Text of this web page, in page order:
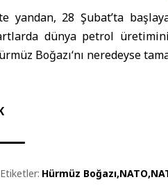
yandan, 28 Şubat’ta
dünya petrol
Boğazı‘nı neredeyse
Etiketler: Hürmüz Boğazı NATO